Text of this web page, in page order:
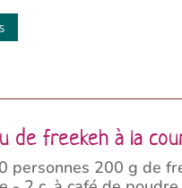
de freekeh à la
personnes 200 g de